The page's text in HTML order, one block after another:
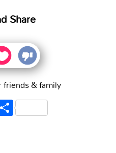
Share
& family
Share